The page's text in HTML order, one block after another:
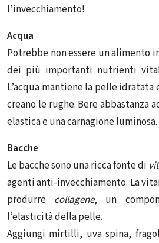
l’invecchiamento!
Acqua
Potrebbe non essere un alimento
dei più importanti nutrienti
L’acqua mantiene la pelle
creano le rughe. Bere abbastanza
elastica e una carnagione luminosa.
Bacche
Le bacche sono una ricca fonte di
agenti anti-invecchiamento. La
produrre collagene, un
l’elasticità della pelle.
Aggiungi mirtilli, uva spina,